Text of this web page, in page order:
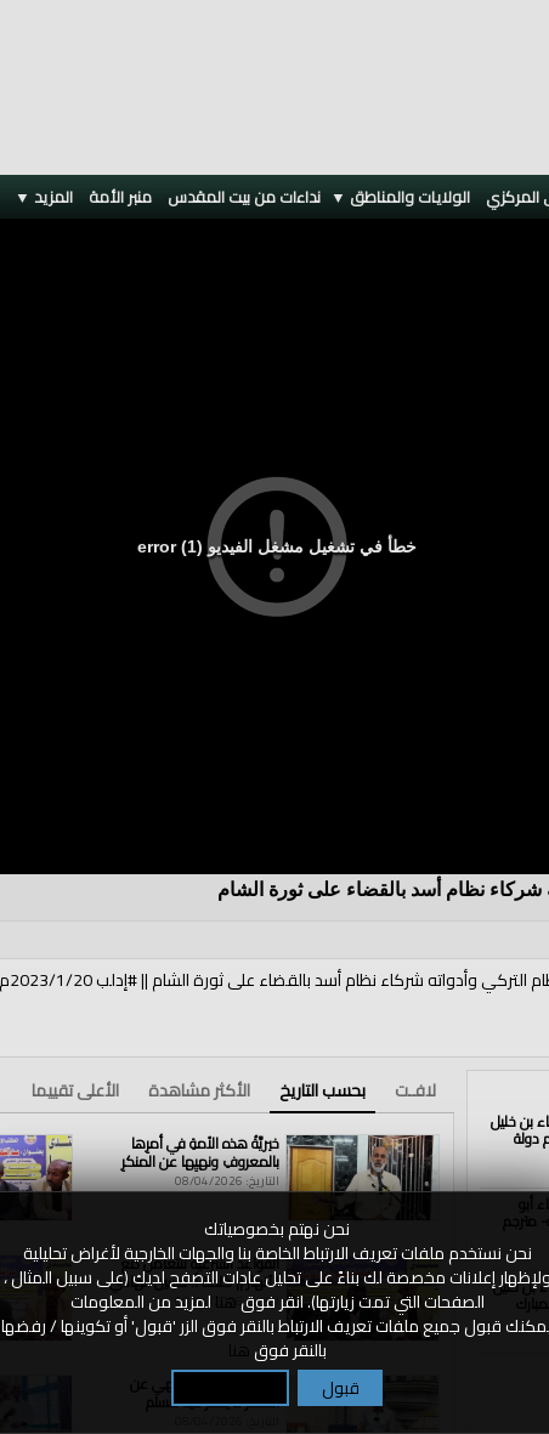
نحن نهتم بخصوصياتك
نحن نستخدم ملفات تعريف الارتباط الخاصة بنا والجهات الخارجية لأغراض تحليلية
ولإظهار إعلانات مخصصة لك بناءً على تحليل عادات التصفح لديك (على سبيل المثال ،
الصفحات التي تمت زيارتها). انقر فوق لمزيد من المعلومات
قبول جميع ملفات تعريف الارتباط بالنقر فوق الزر 'قبول' أو تكوينها / رفضها
بالنقر فوق
قبول
المركزي الولايات والمناطق ▼ نداءات من بيت المقدس منبر الأمة المزيد ▼
خطأ في تشغيل مشغل الفيديو (1) error
شركاء نظام أسد بالقضاء على ثورة الشام
وأدواته شركاء نظام أسد بالقضاء على ثورة الشام || #إدلب 2023/1/20م
https://
بن خليل
الــ102 لهدم دولة
بن خليل
لافـت بحسب التاريخ الأكثر مشاهدة الأعلى تقييما
خيريَّةُ هذه الأمةِ في أمرِها
بالمعروفِ ونهيِها عن المنكرِ
التاريخ: 08/04/2026
القواعد الشرعية للتعامل مع
الأنهار || كلمة أ. حسين الهادي
التاريخ: 08/04/2026
المنكر لا يعذر فيه مسلم